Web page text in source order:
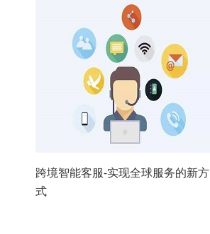
跨境智能客服-实现全球服务的新方
式